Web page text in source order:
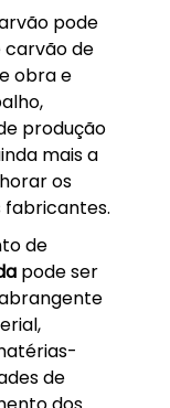
pode
carvão de
obra e
produção
mais a
os
fabricantes.
de
pode ser
de